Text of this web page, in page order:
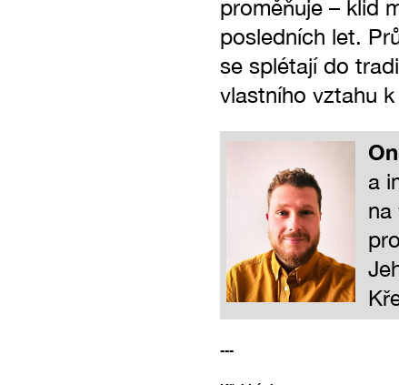
proměňuje – klid
posledních let.
se splétají do
vlastního vztahu
a
na
---